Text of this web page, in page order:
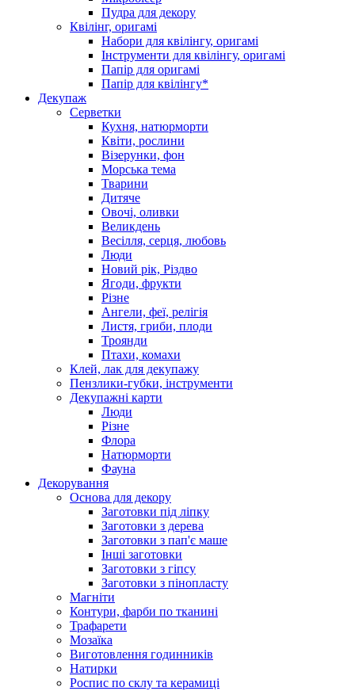
Пудра для декору
Квілінг, оригамі
Набори для квілінгу, оригамі
Інструменти для квілінгу, оригамі
Папір для оригамі
Папір для квілінгу*
Декупаж
Серветки
Кухня, натюрморти
Квіти, рослини
Візерунки, фон
Морська тема
Тварини
Дитяче
Овочі, оливки
Великдень
Весілля, серця, любовь
Люди
Новий рік, Різдво
Ягоди, фрукти
Різне
Ангели, феї, релігія
Листя, гриби, плоди
Троянди
Птахи, комахи
Клей, лак для декупажу
Пензлики-губки, інструменти
Декупажні карти
Люди
Різне
Флора
Натюрморти
Фауна
Декорування
Основа для декору
Заготовки під ліпку
Заготовки з дерева
Заготовки з пап'є маше
Інші заготовки
Заготовки з гіпсу
Заготовки з пінопласту
Магніти
Контури, фарби по тканині
Трафарети
Мозаїка
Виготовлення годинників
Натирки
Роспис по склу та керамиці